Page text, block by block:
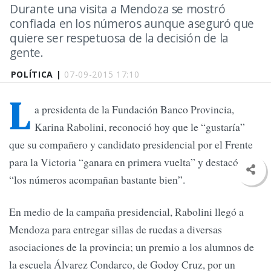
POLÍTICA | 07-09-2015 17:10
Durante una visita a Mendoza se mostró
confiada en los números aunque aseguró que
quiere ser respetuosa de la decisión de la
gente.
L a presidenta de la Fundación Banco Provincia,
Karina Rabolini, reconoció hoy que le “gustaría”
que su compañero y candidato presidencial por el Frente
para la Victoria “ganara en primera vuelta” y destacó que
“los números acompañan bastante bien”.
En medio de la campaña presidencial, Rabolini llegó a
Mendoza para entregar sillas de ruedas a diversas
asociaciones de la provincia; un premio a los alumnos de
la escuela Álvarez Condarco, de Godoy Cruz, por un